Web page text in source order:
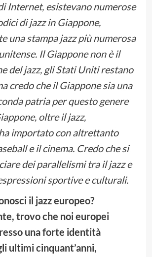
Internet, esistevano numerose
di jazz in Giappone,
una stampa jazz più numerosa
Il Giappone non è il
del jazz, gli Stati Uniti restano
credo che il Giappone sia una
patria per questo genere
oltre il jazz,
importato con altrettanto
e il cinema. Credo che si
dei parallelismi tra il jazz e
sportive e culturali.
il jazz europeo?
trovo che noi europei
una forte identità
ultimi cinquant’anni,